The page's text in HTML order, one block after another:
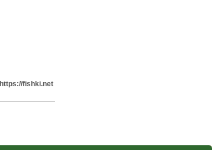
https://fishki.net